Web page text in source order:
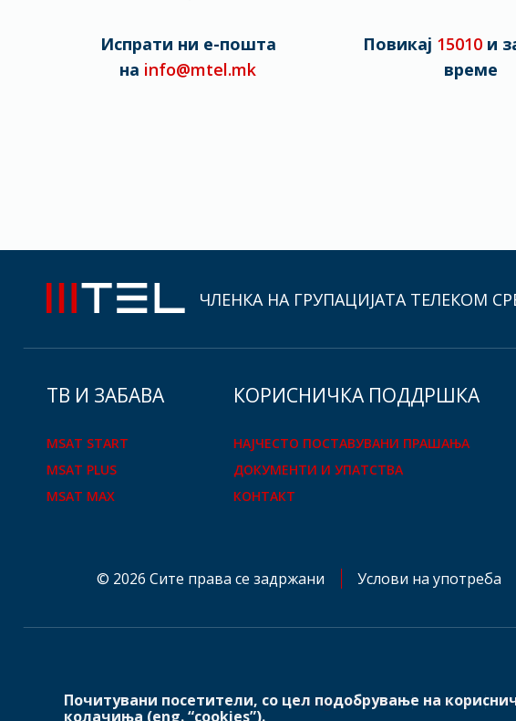
Испрати ни е-пошта
на info@mtel.mk
Повикај 15010и
време
ЧЛЕНКА НА ГРУПАЦИЈАТА ТЕЛЕКОМ
ТВ И ЗАБАВА
MSAT START
MSAT PLUS
MSAT MAX
КOРИСНИЧКА ПОДДРШКА
НАЈЧЕСТО ПОСТАВУВАНИ ПРАШАЊА
ДОКУМЕНТИ И УПАТСТВА
КОНТАКТ
© 2026 Сите права се задржани Услови на употреба
mtelglobal.com
mts.rs
Почитувани посетители, со цел подобрување на
колачиња (eng. “cookies”).